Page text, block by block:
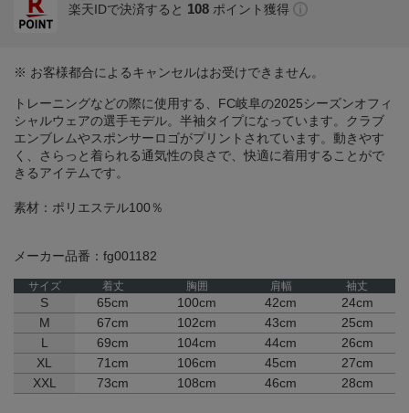
楽天IDで決済すると 108 ポイント獲得
※ お客様都合によるキャンセルはお受けできません。
トレーニングなどの際に使用する、FC岐阜の2025シーズンオフィ
シャルウェアの選手モデル。半袖タイプになっています。クラブ
エンブレムやスポンサーロゴがプリントされています。動きやす
く、さらっと着られる通気性の良さで、快適に着用することがで
きるアイテムです。
素材：ポリエステル100％
メーカー品番：fg001182
サイズ 着丈 胸囲 肩幅 袖丈
S 65cm 100cm 42cm
24cm
M
67cm 102cm 43cm
25cm
L
69cm 104cm 44cm
26cm
XL
71cm 106cm 45cm
27cm
XXL
73cm 108cm 46cm 28cm